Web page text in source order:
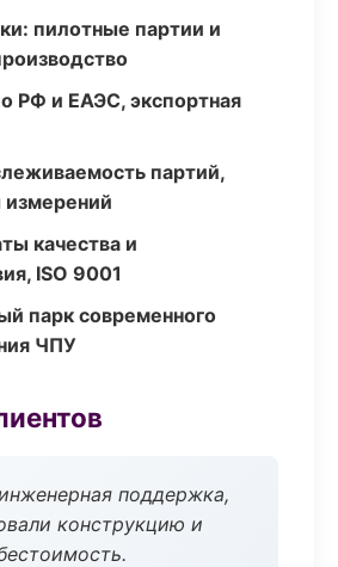
пилотные партии и
РФ и ЕАЭС, экспортная
партий,
качества и
ISO 9001
парк современного
ЧПУ
поддержка,
конструкцию и